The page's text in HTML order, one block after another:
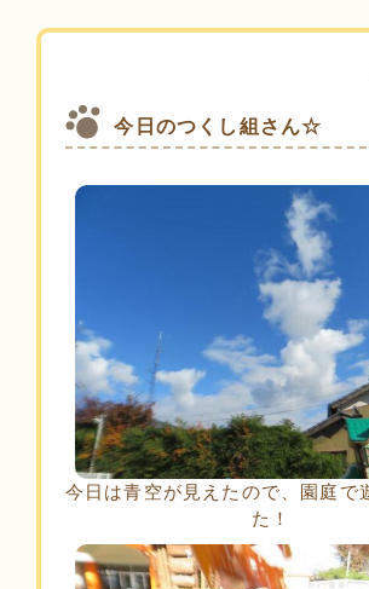
今日のつくし組さん☆
今日は青空が見えたので、園庭で
た！